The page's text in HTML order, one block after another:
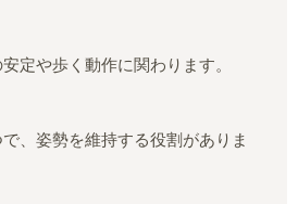
定や歩く動作に関わります。
、姿勢を維持する役割がありま